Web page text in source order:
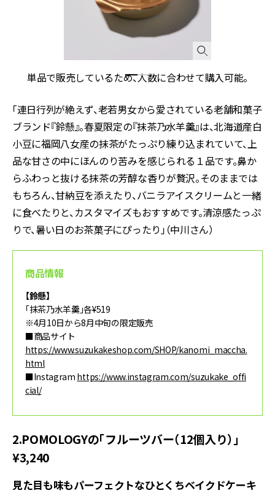
単品で販売しているため、人数に合わせて購入可能。
「連日行列が絶えず、老若男女から愛されている老舗和菓子
ブランド『鈴懸』。春夏限定の『抹茶乃水羊羹』は、北海道産白
小豆に福岡八女産の抹茶がたっぷり練り込まれていて、上
品な甘さの中にほんのり苦みを感じられる１品です。鼻か
らふわっと抜ける抹茶の芳醇な香りが贅沢。そのままでは
もちろん、甘納豆を添えたり、バニラアイスクリームと一緒
に食べたりと、カスタマイズもおすすめです。清涼感たっぷ
りで、暑い日のお茶菓子にぴったり」（中川さん）
商品情報
【鈴懸】
「抹茶乃水羊羹」各¥519
※4月10日から8月中旬の限定販売
■商品サイト
https://www.suzukakeshop.com/SHOP/kanomi_maccha.
html
■Instagram https://www.instagram.com/suzukake_offi
cial/
2.POMOLOGYの「フルーツバー（12個入り）」
¥3,240
見た目も味もパーフェクトなひとくちベイクドケーキ